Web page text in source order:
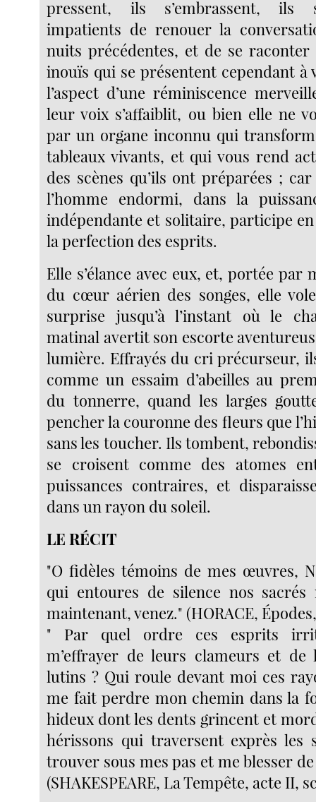
pressent, ils s’embrassent, ils
impatients de renouer la
nuits précédentes, et de se raconter
inouïs qui se présentent cependant à
l’aspect d’une réminiscence
leur voix s’affaiblit, ou bien elle ne
par un organe inconnu qui
tableaux vivants, et qui vous rend
des scènes qu’ils ont préparées ;
l’homme endormi, dans la
indépendante et solitaire, participe
la perfection des esprits.
Elle s’élance avec eux, et, portée par
du cœur aérien des songes, elle
surprise jusqu’à l’instant où le
matinal avertit son escorte
lumière. Effrayés du cri précurseur,
comme un essaim d’abeilles au
du tonnerre, quand les larges
pencher la couronne des fleurs que
sans les toucher. Ils tombent,
se croisent comme des atomes
puissances contraires, et
dans un rayon du soleil.
LE RÉCIT
"O fidèles témoins de mes œuvres,
qui entoures de silence nos sacrés
maintenant, venez." (HORACE,
" Par quel ordre ces esprits
m’effrayer de leurs clameurs et de
lutins ? Qui roule devant moi ces
me fait perdre mon chemin dans la
hideux dont les dents grincent et
hérissons qui traversent exprès les
trouver sous mes pas et me blesser
(SHAKESPEARE, La Tempête, acte II,